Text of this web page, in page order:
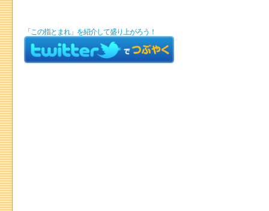
「この指とまれ」を紹介して盛り上がろう！